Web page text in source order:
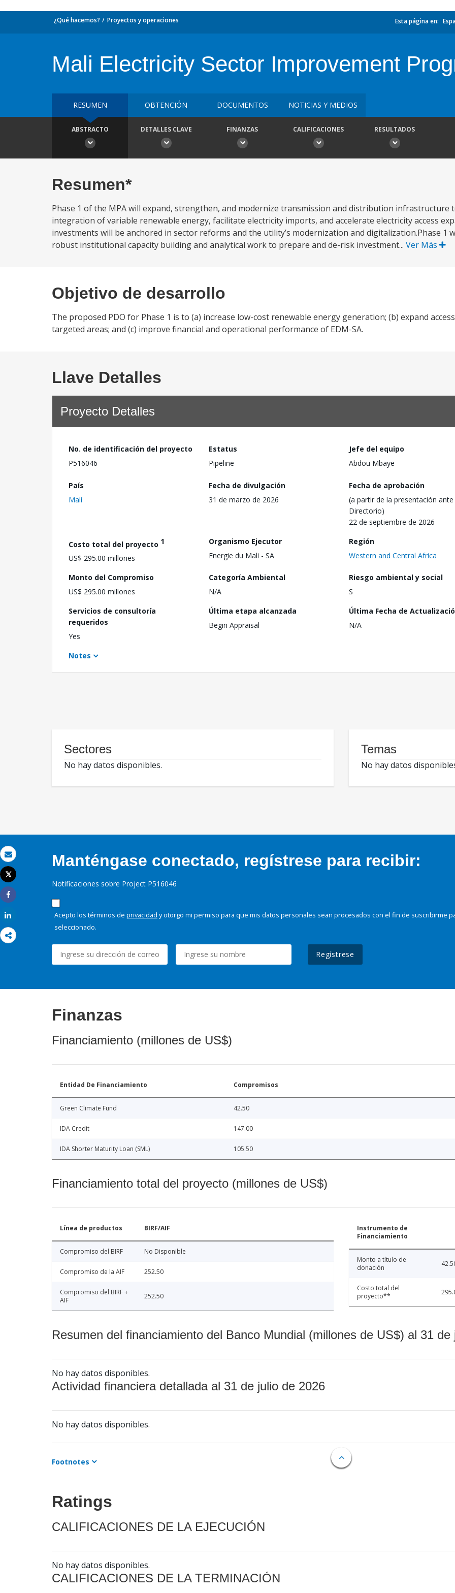
Correo electrónico
Imprimir
Tweet
Share
¿Qué hacemos? Proyectos y operaciones Esta página en:
Mali Electricity Sector Improvement
RESUMEN OBTENCIÓN DOCUMENTOS NOTICIAS Y MEDIOS
ABSTRACTO DETALLES CLAVE FINANZAS CALIFICACIONES RESULTADOS
Resumen*
Phase 1 of the MPA will expand, strengthen, and modernize transmission and distribution infrastructure
integration of variable renewable energy, facilitate electricity imports, and accelerate electricity access
investments will be anchored in sector reforms and the utility’s modernization and digitalization.Phase 1
robust institutional capacity building and analytical work to prepare and de-risk investment... Ver Más
Objetivo de desarrollo
The proposed PDO for Phase 1 is to (a) increase low-cost renewable energy generation; (b) expand
targeted areas; and (c) improve financial and operational performance of EDM-SA.
Llave Detalles
Proyecto Detalles
No. de identificación del proyecto
P516046
Estatus
Pipeline
Jefe del equipo
Abdou Mbaye
País
Malí
Fecha de divulgación
31 de marzo de 2026
Fecha de aprobación
(a partir de la presentación ante
Directorio)
22 de septiembre de 2026
Costo total del proyecto 1
US$ 295.00 millones
Organismo Ejecutor
Energie du Mali - SA
Región
Western and Central Africa
Monto del Compromiso
US$ 295.00 millones
Categoría Ambiental
N/A
Riesgo ambiental y social
S
Servicios de consultoría
requeridos
Yes
Última etapa alcanzada
Begin Appraisal
Última Fecha de
N/A
Notes
Sectores
No hay datos disponibles.
Temas
No hay datos
Manténgase conectado, regístrese para recibir:
Notificaciones sobre Project P516046
Acepto los términos de privacidad y otorgo mi permiso para que mis datos personales sean procesados con el fin de suscribirme
seleccionado.
Regístrese
Finanzas
Financiamiento (millones de US$)
Entidad De Financiamiento Compromisos
Green Climate Fund 42.50
IDA Credit 147.00
IDA Shorter Maturity Loan (SML) 105.50
Financiamiento total del proyecto (millones de US$)
Línea de productos BIRF/AIF
Compromiso del BIRF No Disponible
Compromiso de la AIF 252.50
Compromiso del BIRF +
AIF
252.50
Instrumento de
Financiamiento
Monto a título de
donación
Costo total del
proyecto**
Resumen del financiamiento del Banco Mundial (millones de US$) al 31 de
No hay datos disponibles.
Actividad financiera detallada al 31 de julio de 2026
No hay datos disponibles.
Footnotes
Ratings
CALIFICACIONES DE LA EJECUCIÓN
No hay datos disponibles.
CALIFICACIONES DE LA TERMINACIÓN